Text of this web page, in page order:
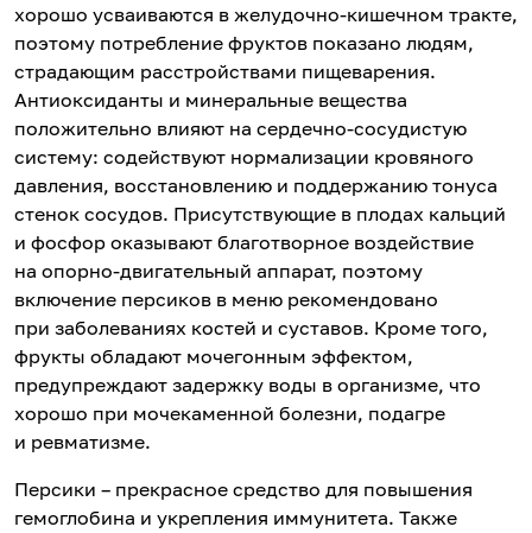
хорошо усваиваются в желудочно-кишечном тракте,
поэтому потребление фруктов показано людям,
страдающим расстройствами пищеварения.
Антиоксиданты и минеральные вещества
положительно влияют на сердечно-сосудистую
систему: содействуют нормализации кровяного
давления, восстановлению и поддержанию тонуса
стенок сосудов. Присутствующие в плодах кальций
и фосфор оказывают благотворное воздействие
на опорно-двигательный аппарат, поэтому
включение персиков в меню рекомендовано
при заболеваниях костей и суставов. Кроме того,
фрукты обладают мочегонным эффектом,
предупреждают задержку воды в организме, что
хорошо при мочекаменной болезни, подагре
и ревматизме.
Персики – прекрасное средство для повышения
гемоглобина и укрепления иммунитета. Также